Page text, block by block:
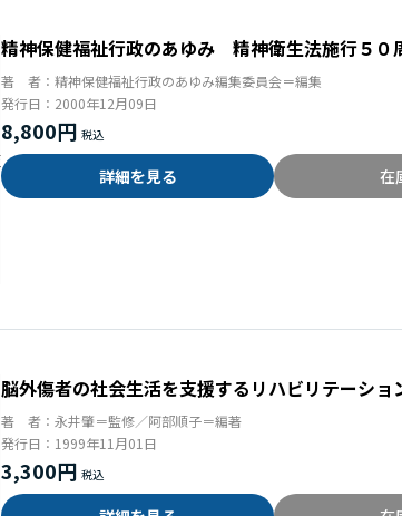
精神保健福祉行政のあゆみ 精神衛生法施行５０
著 者： 精神保健福祉行政のあゆみ編集委員会＝編集
発行日： 2000年12月09日
8,800円
詳細を見る 在
脳外傷者の社会生活を支援するリハビリテーショ
著 者： 永井肇＝監修／阿部順子＝編著
発行日： 1999年11月01日
3,300円